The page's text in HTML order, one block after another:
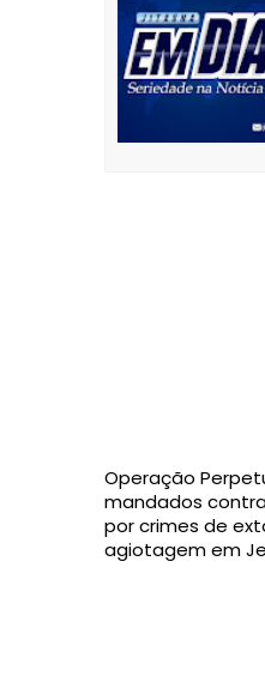
Operação
mandados
por crimes de
agiotagem em